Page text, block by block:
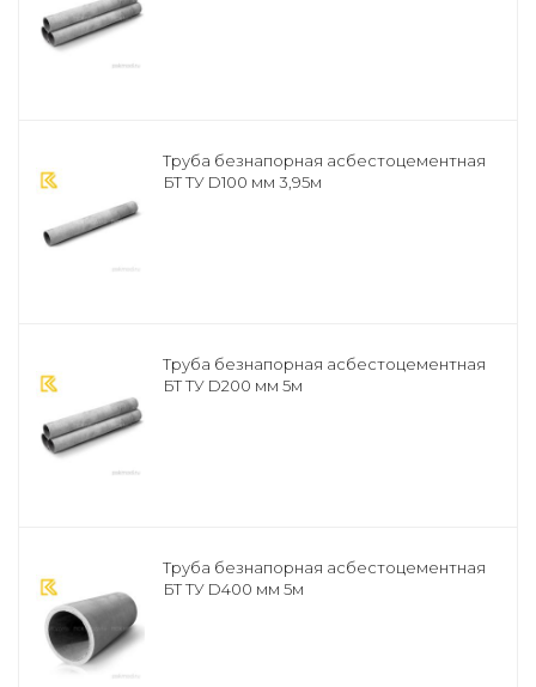
Труба безнапорная асбестоцементная
БТ ТУ D100 мм 3,95м
Труба безнапорная асбестоцементная
БТ ТУ D200 мм 5м
Труба безнапорная асбестоцементная
БТ ТУ D400 мм 5м